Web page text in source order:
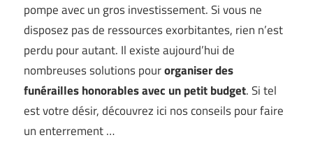
pompe avec un gros investissement. Si vous ne
disposez pas de ressources exorbitantes, rien n’est
perdu pour autant. Il existe aujourd’hui de
nombreuses solutions pourorganiser des
funérailles honorables avec un petit budget. Si tel
est votre désir, découvrez ici nos conseils pour faire
un enterrement …